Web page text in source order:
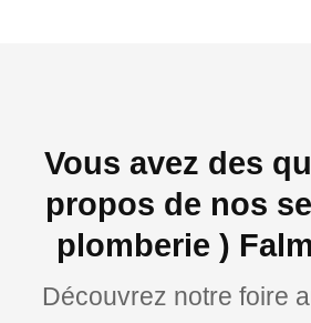
Vous avez des
propos de nos
plomberie )
Découvrez notre foire